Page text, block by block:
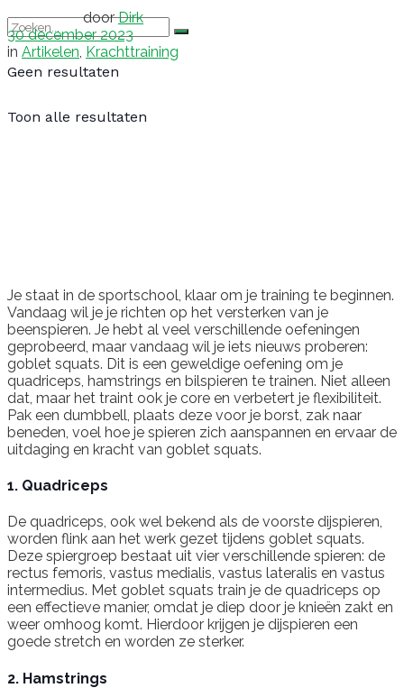
Geen resultaten
Toon alle resultaten
door Dirk
30 december 2023
in Artikelen, Krachttraining
Je staat in de sportschool, klaar om je training te beginnen.
Vandaag wil je je richten op het versterken van je
beenspieren. Je hebt al veel verschillende oefeningen
geprobeerd, maar vandaag wil je iets nieuws proberen:
goblet squats. Dit is een geweldige oefening om je
quadriceps, hamstrings en bilspieren te trainen. Niet alleen
dat, maar het traint ook je core en verbetert je flexibiliteit.
Pak een dumbbell, plaats deze voor je borst, zak naar
beneden, voel hoe je spieren zich aanspannen en ervaar de
uitdaging en kracht van goblet squats.
1. Quadriceps
De quadriceps, ook wel bekend als de voorste dijspieren,
worden flink aan het werk gezet tijdens goblet squats.
Deze spiergroep bestaat uit vier verschillende spieren: de
rectus femoris, vastus medialis, vastus lateralis en vastus
intermedius. Met goblet squats train je de quadriceps op
een effectieve manier, omdat je diep door je knieën zakt en
weer omhoog komt. Hierdoor krijgen je dijspieren een
goede stretch en worden ze sterker.
2. Hamstrings